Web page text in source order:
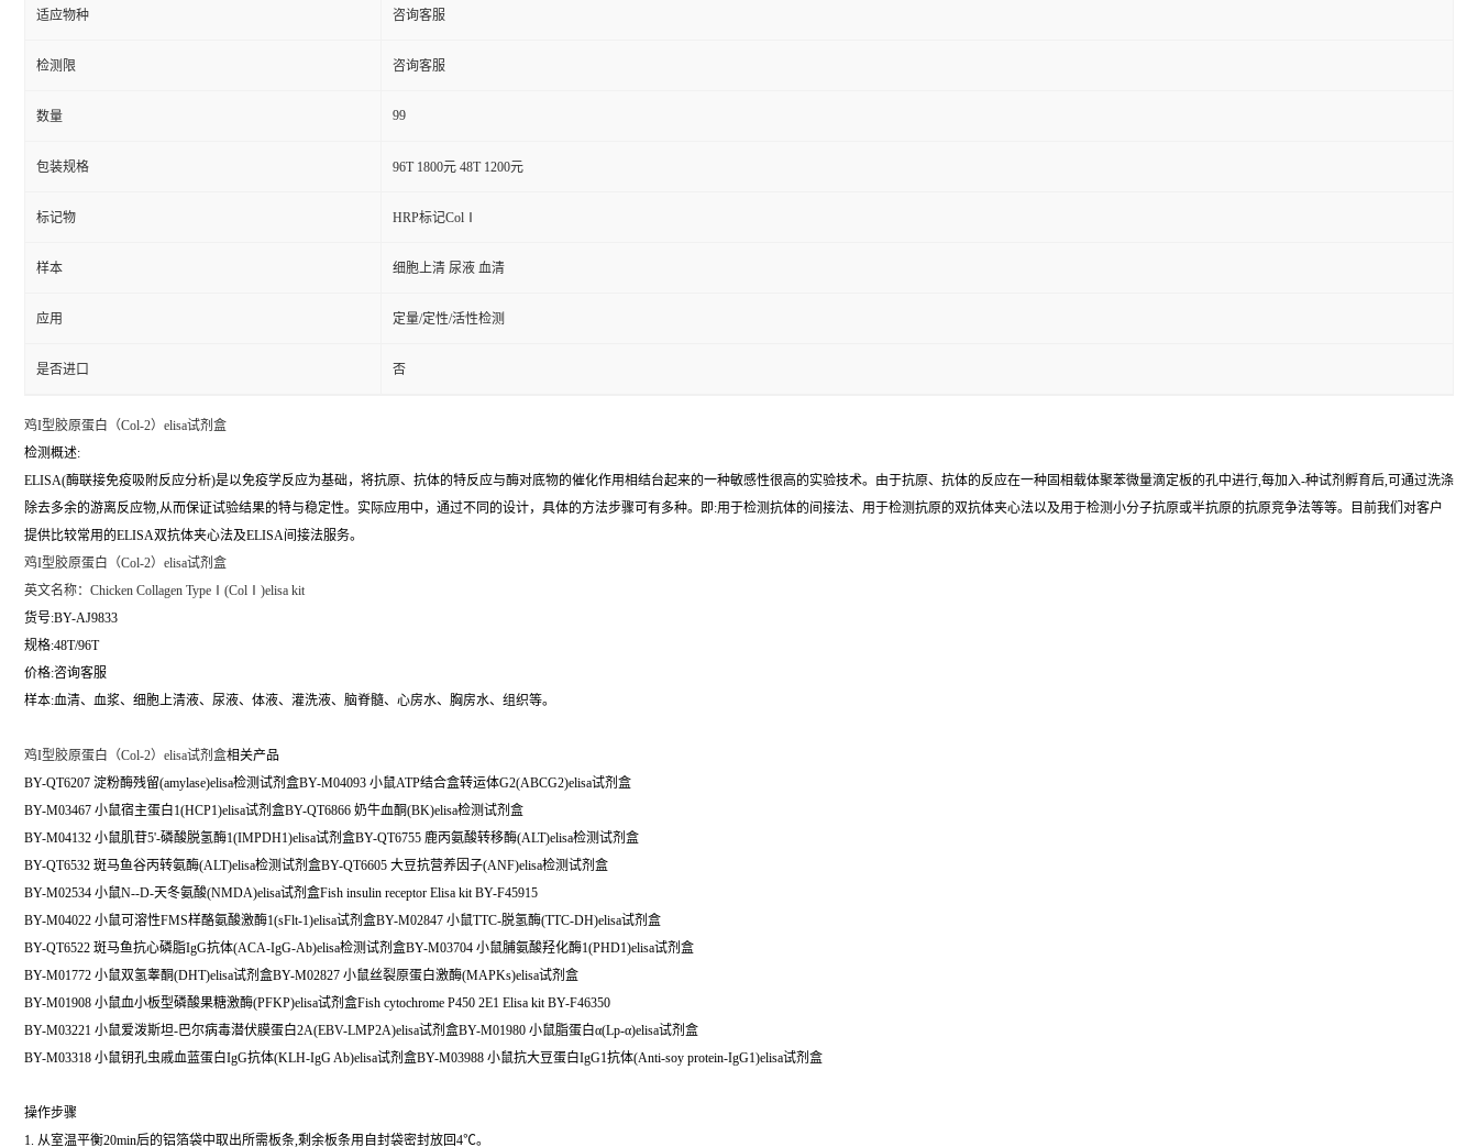
适应物种 咨询客服
检测限 咨询客服
数量 99
包装规格 96T 1800元 48T 1200元
标记物 HRP标记ColⅠ
样本 细胞上清 尿液 血清
应用 定量/定性/活性检测
是否进口 否
鸡I型胶原蛋白（Col-2）elisa试剂盒
检测概述:
ELISA(酶联接免疫吸附反应分析)是以免疫学反应为基础，将抗原、抗体的特反应与酶对底物的催化作用相结台起来的一种敏感性很高的实验技术。由于抗原、抗体的反应在一种固相载体聚苯微量滴定板的孔中进行,每加入-种试剂孵育后,可通过洗涤
除去多余的游离反应物,从而保证试验结果的特与稳定性。实际应用中，通过不同的设计，具体的方法步骤可有多种。即:用于检测抗体的间接法、用于检测抗原的双抗体夹心法以及用于检测小分子抗原或半抗原的抗原竞争法等等。目前我们对客户
提供比较常用的ELISA双抗体夹心法及ELISA间接法服务。
鸡I型胶原蛋白（Col-2）elisa试剂盒
英文名称： Chicken Collagen TypeⅠ(ColⅠ)elisa kit
货号:BY-AJ9833
规格:48T/96T
价格:咨询客服
样本:血清、血浆、细胞上清液、尿液、体液、灌洗液、脑脊髓、心房水、胸房水、组织等。
鸡I型胶原蛋白（Col-2）elisa试剂盒相关产品
BY-QT6207 淀粉酶残留(amylase)elisa检测试剂盒BY-M04093 小鼠ATP结合盒转运体G2(ABCG2)elisa试剂盒
BY-M03467 小鼠宿主蛋白1(HCP1)elisa试剂盒BY-QT6866 奶牛血酮(BK)elisa检测试剂盒
BY-M04132 小鼠肌苷5'-磷酸脱氢酶1(IMPDH1)elisa试剂盒BY-QT6755 鹿丙氨酸转移酶(ALT)elisa检测试剂盒
BY-QT6532 斑马鱼谷丙转氨酶(ALT)elisa检测试剂盒BY-QT6605 大豆抗营养因子(ANF)elisa检测试剂盒
BY-M02534 小鼠N--D-天冬氨酸(NMDA)elisa试剂盒Fish insulin receptor Elisa kit BY-F45915
BY-M04022 小鼠可溶性FMS样酪氨酸激酶1(sFlt-1)elisa试剂盒BY-M02847 小鼠TTC-脱氢酶(TTC-DH)elisa试剂盒
BY-QT6522 斑马鱼抗心磷脂IgG抗体(ACA-IgG-Ab)elisa检测试剂盒BY-M03704 小鼠脯氨酸羟化酶1(PHD1)elisa试剂盒
BY-M01772 小鼠双氢睾酮(DHT)elisa试剂盒BY-M02827 小鼠丝裂原蛋白激酶(MAPKs)elisa试剂盒
BY-M01908 小鼠血小板型磷酸果糖激酶(PFKP)elisa试剂盒Fish cytochrome P450 2E1 Elisa kit BY-F46350
BY-M03221 小鼠爱泼斯坦-巴尔病毒潜伏膜蛋白2A(EBV-LMP2A)elisa试剂盒BY-M01980 小鼠脂蛋白α(Lp-α)elisa试剂盒
BY-M03318 小鼠钥孔虫戚血蓝蛋白IgG抗体(KLH-IgG Ab)elisa试剂盒BY-M03988 小鼠抗大豆蛋白IgG1抗体(Anti-soy protein-IgG1)elisa试剂盒
操作步骤
1. 从室温平衡20min后的铝箔袋中取出所需板条,剩余板条用自封袋密封放回4℃。